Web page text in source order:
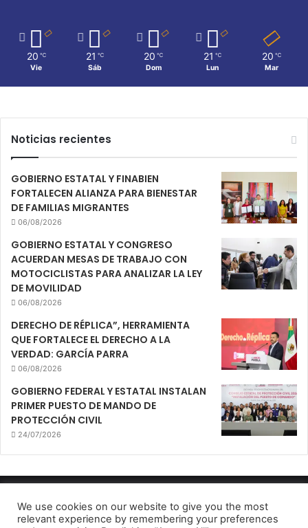
20 ℃
Vie
21 ℃
Sáb
20 ℃
Dom
21 ℃
Lun
20 ℃
Mar
Noticias recientes
GOBIERNO ESTATAL Y FINABIEN
FORTALECEN ALIANZA PARA BIENESTAR
DE FAMILIAS MIGRANTES
06/08/2026
GOBIERNO ESTATAL Y CONGRESO
ACUERDAN MESAS DE TRABAJO CON
MOTOCICLISTAS PARA ANALIZAR LA LEY
DE MOVILIDAD
06/08/2026
DERECHO DE RÉPLICA”, HERRAMIENTA
QUE FORTALECE EL DERECHO A LA
VERDAD: GARCÍA PARRA
06/08/2026
GOBIERNO FEDERAL Y ESTATAL INSTALAN
PRIMER PUESTO DE MANDO DE
PROTECCIÓN CIVIL
24/07/2026
Mirador Urbano 2022
Aviso de Privacidad
We use cookies on our website to give you the most
relevant experience by remembering your preferences